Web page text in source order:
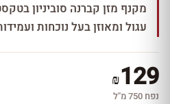
מקנף מזן קברנה סוביניון
עגול ומאוזן בעל נוכחות
₪129
נפח 750 מ''ל